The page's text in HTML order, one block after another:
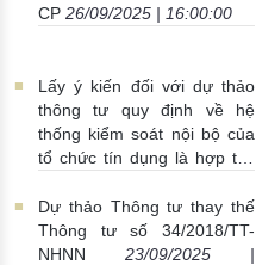
CP 26/09/2025 | 16:00:00
Lấy ý kiến đối với dự thảo
thông tư quy định về hệ
thống kiểm soát nội bộ của
tổ chức tín dụng là hợp tác
25/09/2025 | 08:00:00
Dự thảo Thông tư thay thế
Thông tư số 34/2018/TT-
NHNN
23/09/2025 |